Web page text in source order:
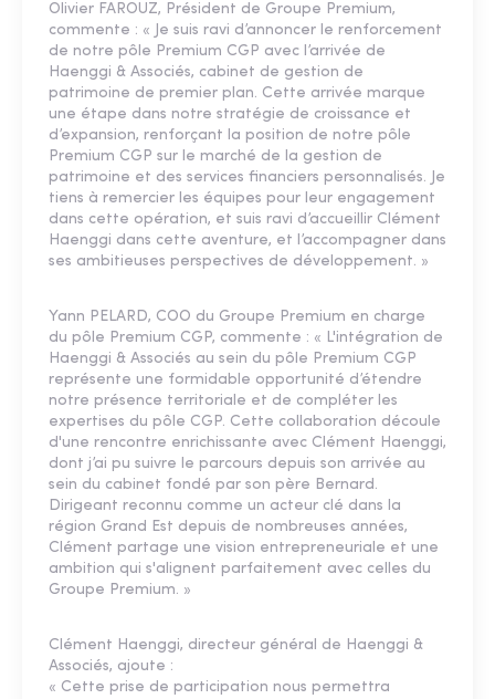
Olivier FAROUZ, Président de Groupe Premium,
commente : « Je suis ravi d’annoncer le renforcement
de notre pôle Premium CGP avec l’arrivée de
Haenggi & Associés, cabinet de gestion de
patrimoine de premier plan. Cette arrivée marque
une étape dans notre stratégie de croissance et
d’expansion, renforçant la position de notre pôle
Premium CGP sur le marché de la gestion de
patrimoine et des services financiers personnalisés. Je
tiens à remercier les équipes pour leur engagement
dans cette opération, et suis ravi d’accueillir Clément
Haenggi dans cette aventure, et l’accompagner dans
ses ambitieuses perspectives de développement. »
Yann PELARD, COO du Groupe Premium en charge
du pôle Premium CGP, commente : « L'intégration de
Haenggi & Associés au sein du pôle Premium CGP
représente une formidable opportunité d’étendre
notre présence territoriale et de compléter les
expertises du pôle CGP. Cette collaboration découle
d'une rencontre enrichissante avec Clément Haenggi,
dont j’ai pu suivre le parcours depuis son arrivée au
sein du cabinet fondé par son père Bernard.
Dirigeant reconnu comme un acteur clé dans la
région Grand Est depuis de nombreuses années,
Clément partage une vision entrepreneuriale et une
ambition qui s'alignent parfaitement avec celles du
Groupe Premium. »
Clément Haenggi, directeur général de Haenggi &
Associés, ajoute :
« Cette prise de participation nous permettra